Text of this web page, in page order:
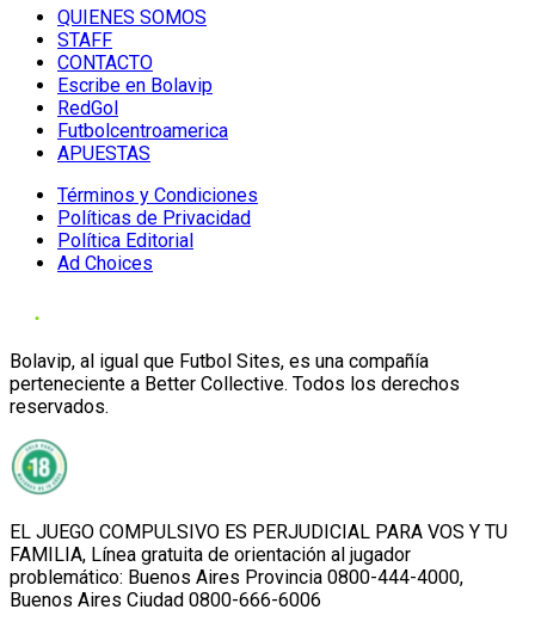
QUIENES SOMOS
STAFF
CONTACTO
Escribe en Bolavip
RedGol
Futbolcentroamerica
APUESTAS
Términos y Condiciones
Políticas de Privacidad
Política Editorial
Ad Choices
Bolavip, al igual que Futbol Sites, es una compañía
perteneciente a Better Collective. Todos los derechos
reservados.
EL JUEGO COMPULSIVO ES PERJUDICIAL PARA VOS Y TU
FAMILIA, Línea gratuita de orientación al jugador
problemático: Buenos Aires Provincia 0800-444-4000,
Buenos Aires Ciudad 0800-666-6006